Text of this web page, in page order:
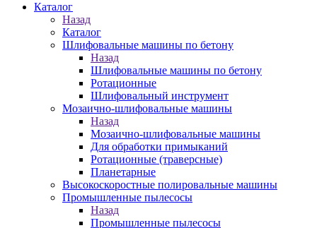
Каталог
Назад
Каталог
Шлифовальные машины по бетону
Назад
Шлифовальные машины по бетону
Ротационные
Шлифовальный инструмент
Мозаично-шлифовальные машины
Назад
Мозаично-шлифовальные машины
Для обработки примыканий
Ротационные (траверсные)
Планетарные
Высокоскоростные полировальные машины
Промышленные пылесосы
Назад
Промышленные пылесосы